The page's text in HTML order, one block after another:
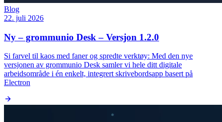
Blog
22. juli 2026
Ny – grommunio Desk – Versjon 1.2.0
Si farvel til kaos med faner og spredte verktøy: Med den nye
versjonen av grommunio Desk samler vi hele ditt digitale
arbeidsområde i én enkelt, integrert skrivebordsapp basert på
Electron